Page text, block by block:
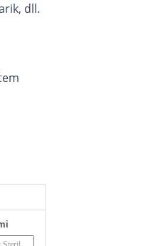
dll.